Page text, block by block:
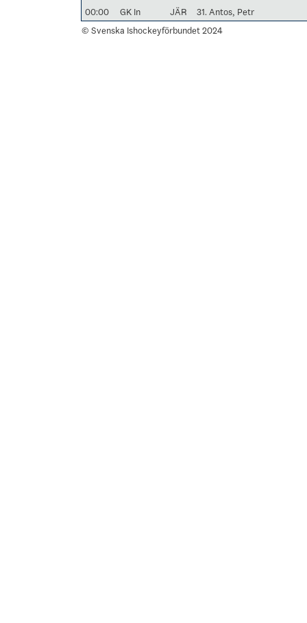
00:00
GK In JÄR
31. Antos, Petr
© Svenska Ishockeyförbundet 2024